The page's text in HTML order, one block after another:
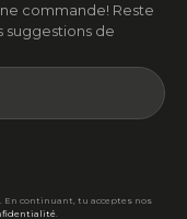
commande! Reste
de
continuant, tu acceptes nos
.